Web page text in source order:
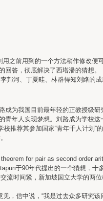
之前用到的一个方法稍作修改便
答，彻底解决了西塔潘的猜想。
邦河、丁夏畦、林群得知刘路的
成为我国目前最年轻的正教授级
年人实现梦想。刘路成为学校这
荐其参加国家“青年千人计划”的
for pair as second order
于90年代提出的一个猜想，十
流时间紧，新加坡国立大学的两
信中说，“我是过去众多研究该